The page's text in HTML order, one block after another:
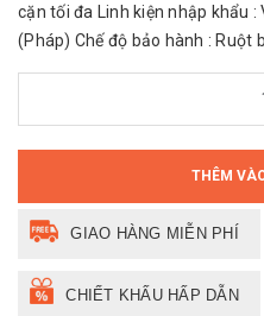
cặn tối đa Linh kiện nhập khẩu
(Pháp) Chế độ bảo hành : Ruột
THÊM
GIAO HÀNG MIỄN PHÍ
CHIẾT KHẤU HẤP DẪN